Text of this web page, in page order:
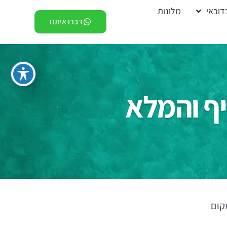
מלונות
דברו איתנו
והמלא